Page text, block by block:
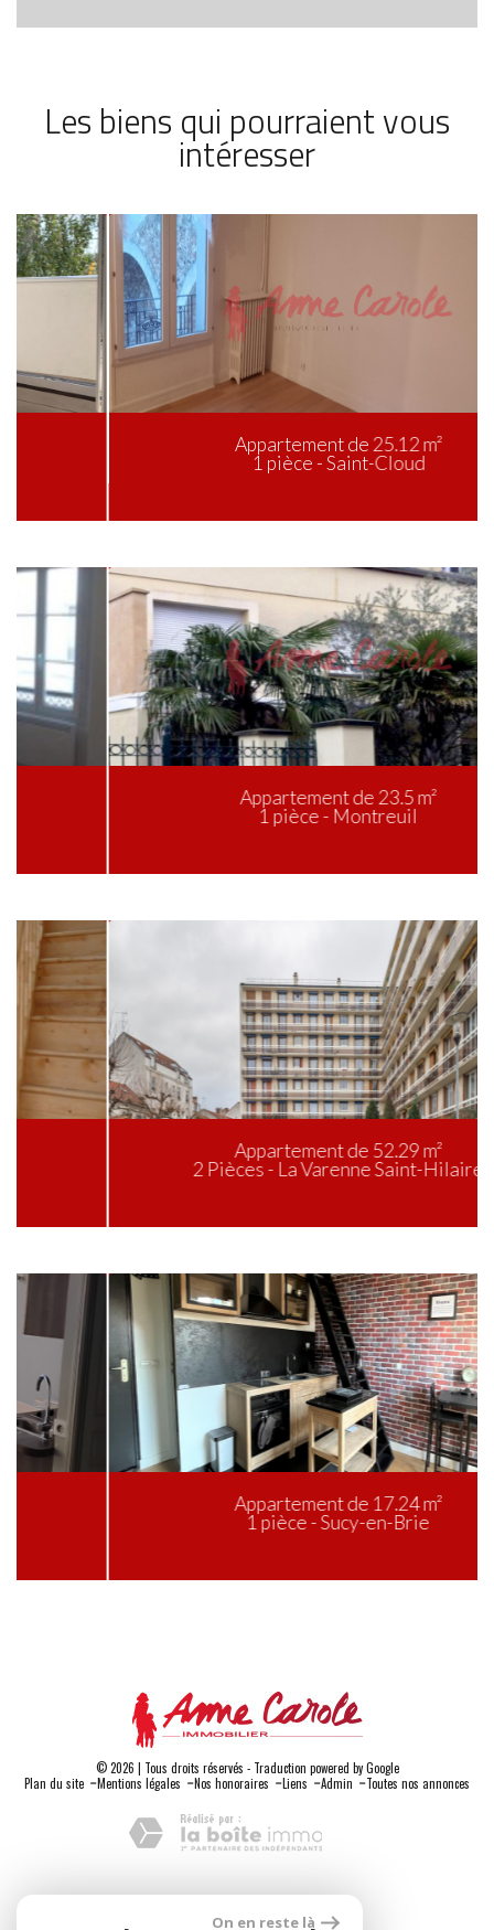
Les biens qui pourraient vous
intéresser
Appartement de 25.12 m²
1 pièce - Saint-Cloud
Appartement de 23.5 m²
1 pièce - Montreuil
Appartement de 52.29 m²
2 Pièces - La Varenne Saint-Hilaire
Appartement de 17.24 m²
1 pièce - Sucy-en-Brie
© 2026 | Tous droits réservés - Traduction powered by Google
Plan du site -Mentions légales -Nos honoraires -Liens-Admin -Toutes nos annonces
Adhérents
On en reste là